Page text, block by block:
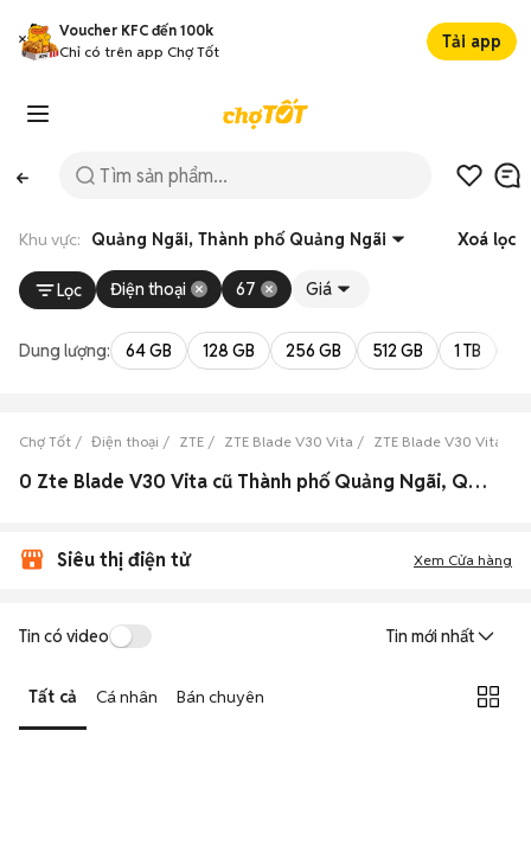
Voucher KFC đến 100k
Chỉ có trên app Chợ Tốt
Tải app
Khu vực: Quảng Ngãi, Thành phố Quảng Ngãi Xoá lọc
Lọc Điện thoại 67 Giá
Dung lượng: 64 GB 128 GB 256 GB 512 GB 1 TB
Chợ Tốt Điện thoại ZTE ZTE Blade V30 Vita ZTE Blade V30 Vita
0 Zte Blade V30 Vita cũ Thành phố Quảng Ngãi, Quảng Ngãi đẹp
Siêu thị điện tử Xem Cửa hàng
Tin có video Tin mới nhất
Tất cả Cá nhân Bán chuyên